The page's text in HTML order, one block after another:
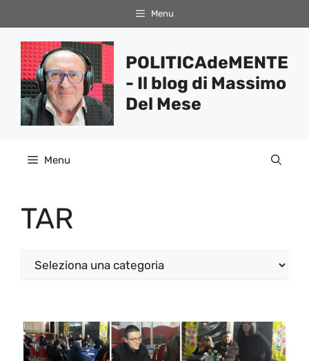
al
contenuto
Menu
POLITICAdeMENTE
- Il blog di Massimo
Del Mese
Menu
TAR
Categorie